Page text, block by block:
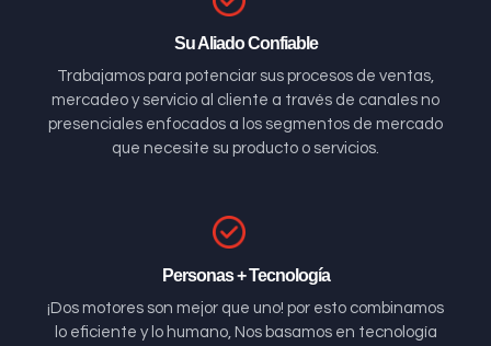
Su Aliado Confiable
Trabajamos para potenciar sus procesos de ventas,
mercadeo y servicio al cliente a través de canales no
presenciales enfocados a los segmentos de mercado
que necesite su producto o servicios.
Personas + Tecnología
¡Dos motores son mejor que uno! por esto combinamos
lo eficiente y lo humano, Nos basamos en tecnología